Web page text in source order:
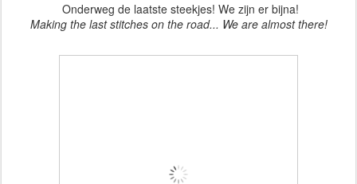
Onderweg de laatste steekjes! We zijn er bijna!
Making the last stitches on the road... We are almost there!